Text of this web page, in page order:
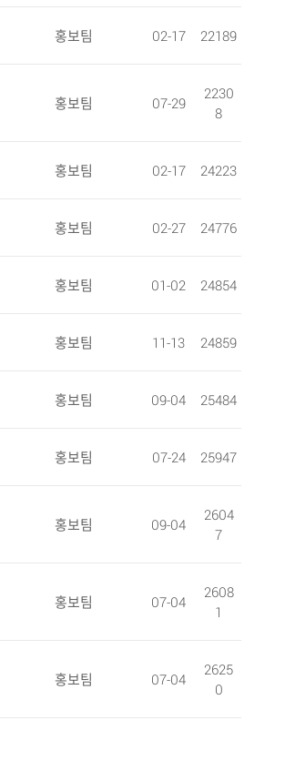
홍보팀 02-17 22189
홍보팀 07-29
2230
8
홍보팀 02-17 24223
홍보팀 02-27 24776
홍보팀 01-02 24854
홍보팀 11-13 24859
홍보팀 09-04 25484
홍보팀 07-24 25947
홍보팀 09-04
2604
7
홍보팀 07-04
2608
1
홍보팀 07-04
2625
0